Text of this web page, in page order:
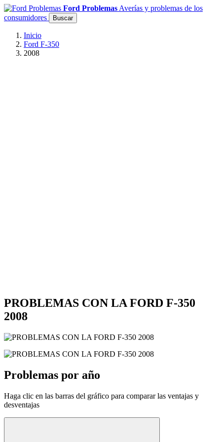
Ford Problemas Averías y problemas de los
consumidores
Buscar
Inicio
Ford F-350
2008
PROBLEMAS CON LA FORD F-350
2008
Problemas por año
Haga clic en las barras del gráfico para comparar las ventajas y
desventajas